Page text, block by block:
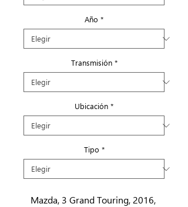
Año *
Transmisión *
Ubicación *
Tipo *
Mazda, 3 Grand Touring, 2016,